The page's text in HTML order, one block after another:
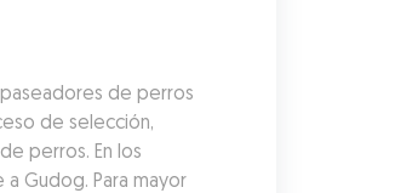
de perros
de selección,
perros. En los
Gudog. Para mayor